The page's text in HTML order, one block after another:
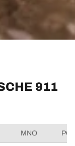
911
MNO